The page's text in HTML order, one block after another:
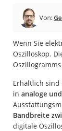
Von:
Wenn Sie
Oszilloskop.
Erhältlich sind
in analoge
Bandbreite
digitale